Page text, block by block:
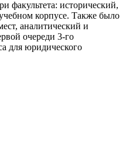
факультета: исторический,
корпусе. Также было
аналитический и
очереди 3-го
для юридического